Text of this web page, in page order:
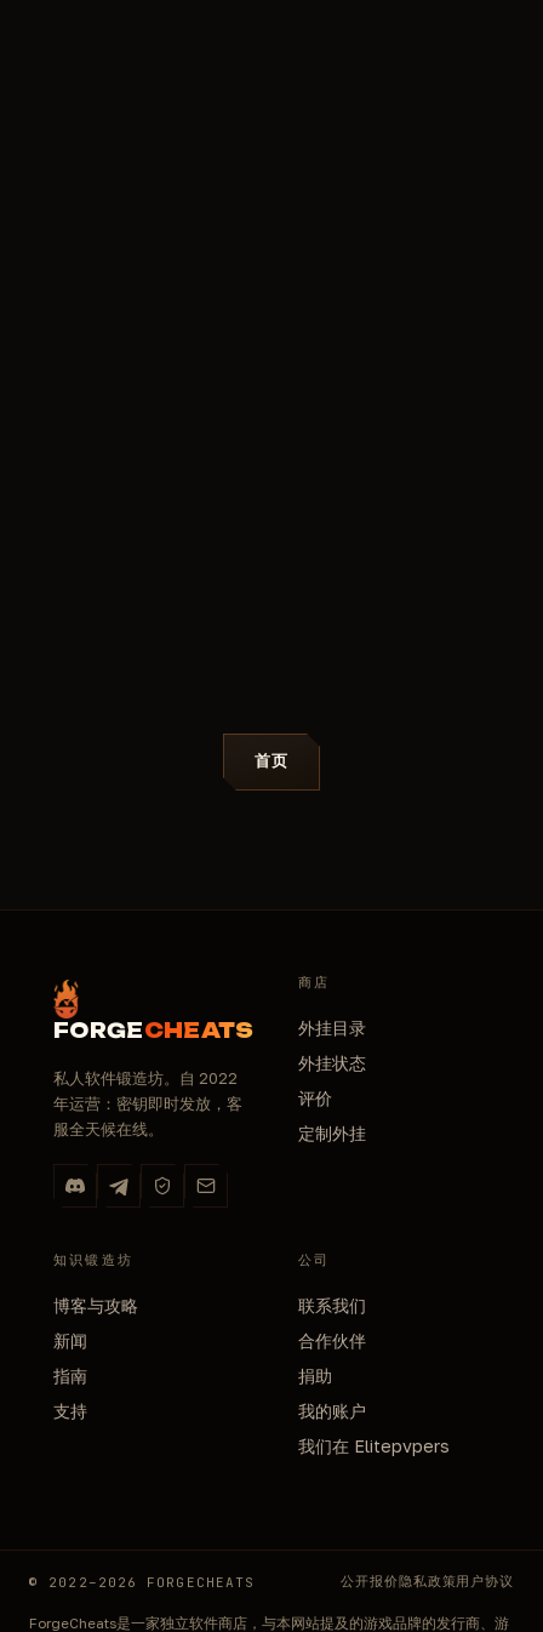
首页
FORGECHEATS
私人软件锻造坊。自 2022
年运营：密钥即时发放，客
服全天候在线。
商店
外挂目录
外挂状态
评价
定制外挂
知识锻造坊
博客与攻略
新闻
指南
支持
公司
联系我们
合作伙伴
捐助
我的账户
我们在 Elitepvpers
© 2022–2026 FORGECHEATS 公开报价隐私政策用户协议
ForgeCheats是一家独立软件商店，与本网站提及的游戏品牌的发行商、游